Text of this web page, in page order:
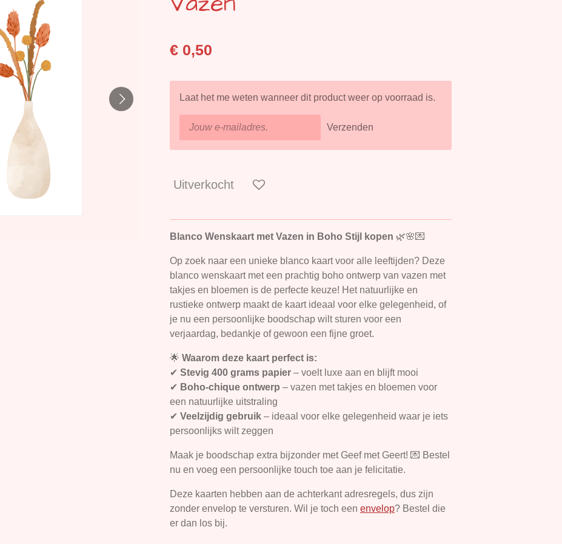
€ 0,50
Laat het me weten wanneer dit product weer op voorraad is.
Verzenden
Uitverkocht
Blanco Wenskaart met Vazen in Boho Stijl kopen 🌿🌸💌
Op zoek naar een unieke blanco kaart voor alle leeftijden? Deze
blanco wenskaart met een prachtig boho ontwerp van vazen met
takjes en bloemen is de perfecte keuze! Het natuurlijke en
rustieke ontwerp maakt de kaart ideaal voor elke gelegenheid, of
je nu een persoonlijke boodschap wilt sturen voor een
verjaardag, bedankje of gewoon een fijne groet.
🌟 Waarom deze kaart perfect is:
✔ Stevig 400 grams papier – voelt luxe aan en blijft mooi
✔ Boho-chique ontwerp – vazen met takjes en bloemen voor
een natuurlijke uitstraling
✔ Veelzijdig gebruik – ideaal voor elke gelegenheid waar je iets
persoonlijks wilt zeggen
Maak je boodschap extra bijzonder met Geef met Geert! 💌 Bestel
nu en voeg een persoonlijke touch toe aan je felicitatie.
Deze kaarten hebben aan de achterkant adresregels, dus zijn
zonder envelop te versturen. Wil je toch een envelop? Bestel die
er dan los bij.